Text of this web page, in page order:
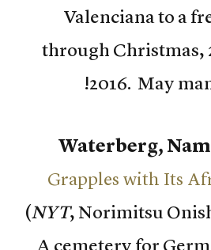
Valenciana to a
through Christmas,
2016. May
Waterberg,
Grapples with Its
(NYT, Norimitsu
A cemetery for